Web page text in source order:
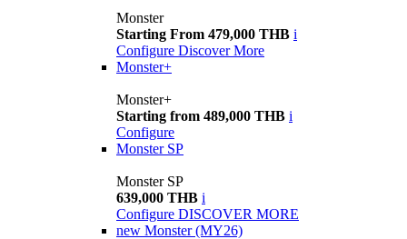
Monster
Starting From 479,000 THB i
Configure Discover More
Monster+
Monster+
Starting from 489,000 THB i
Configure
Monster SP
Monster SP
639,000 THB i
Configure DISCOVER MORE
new Monster (MY26)